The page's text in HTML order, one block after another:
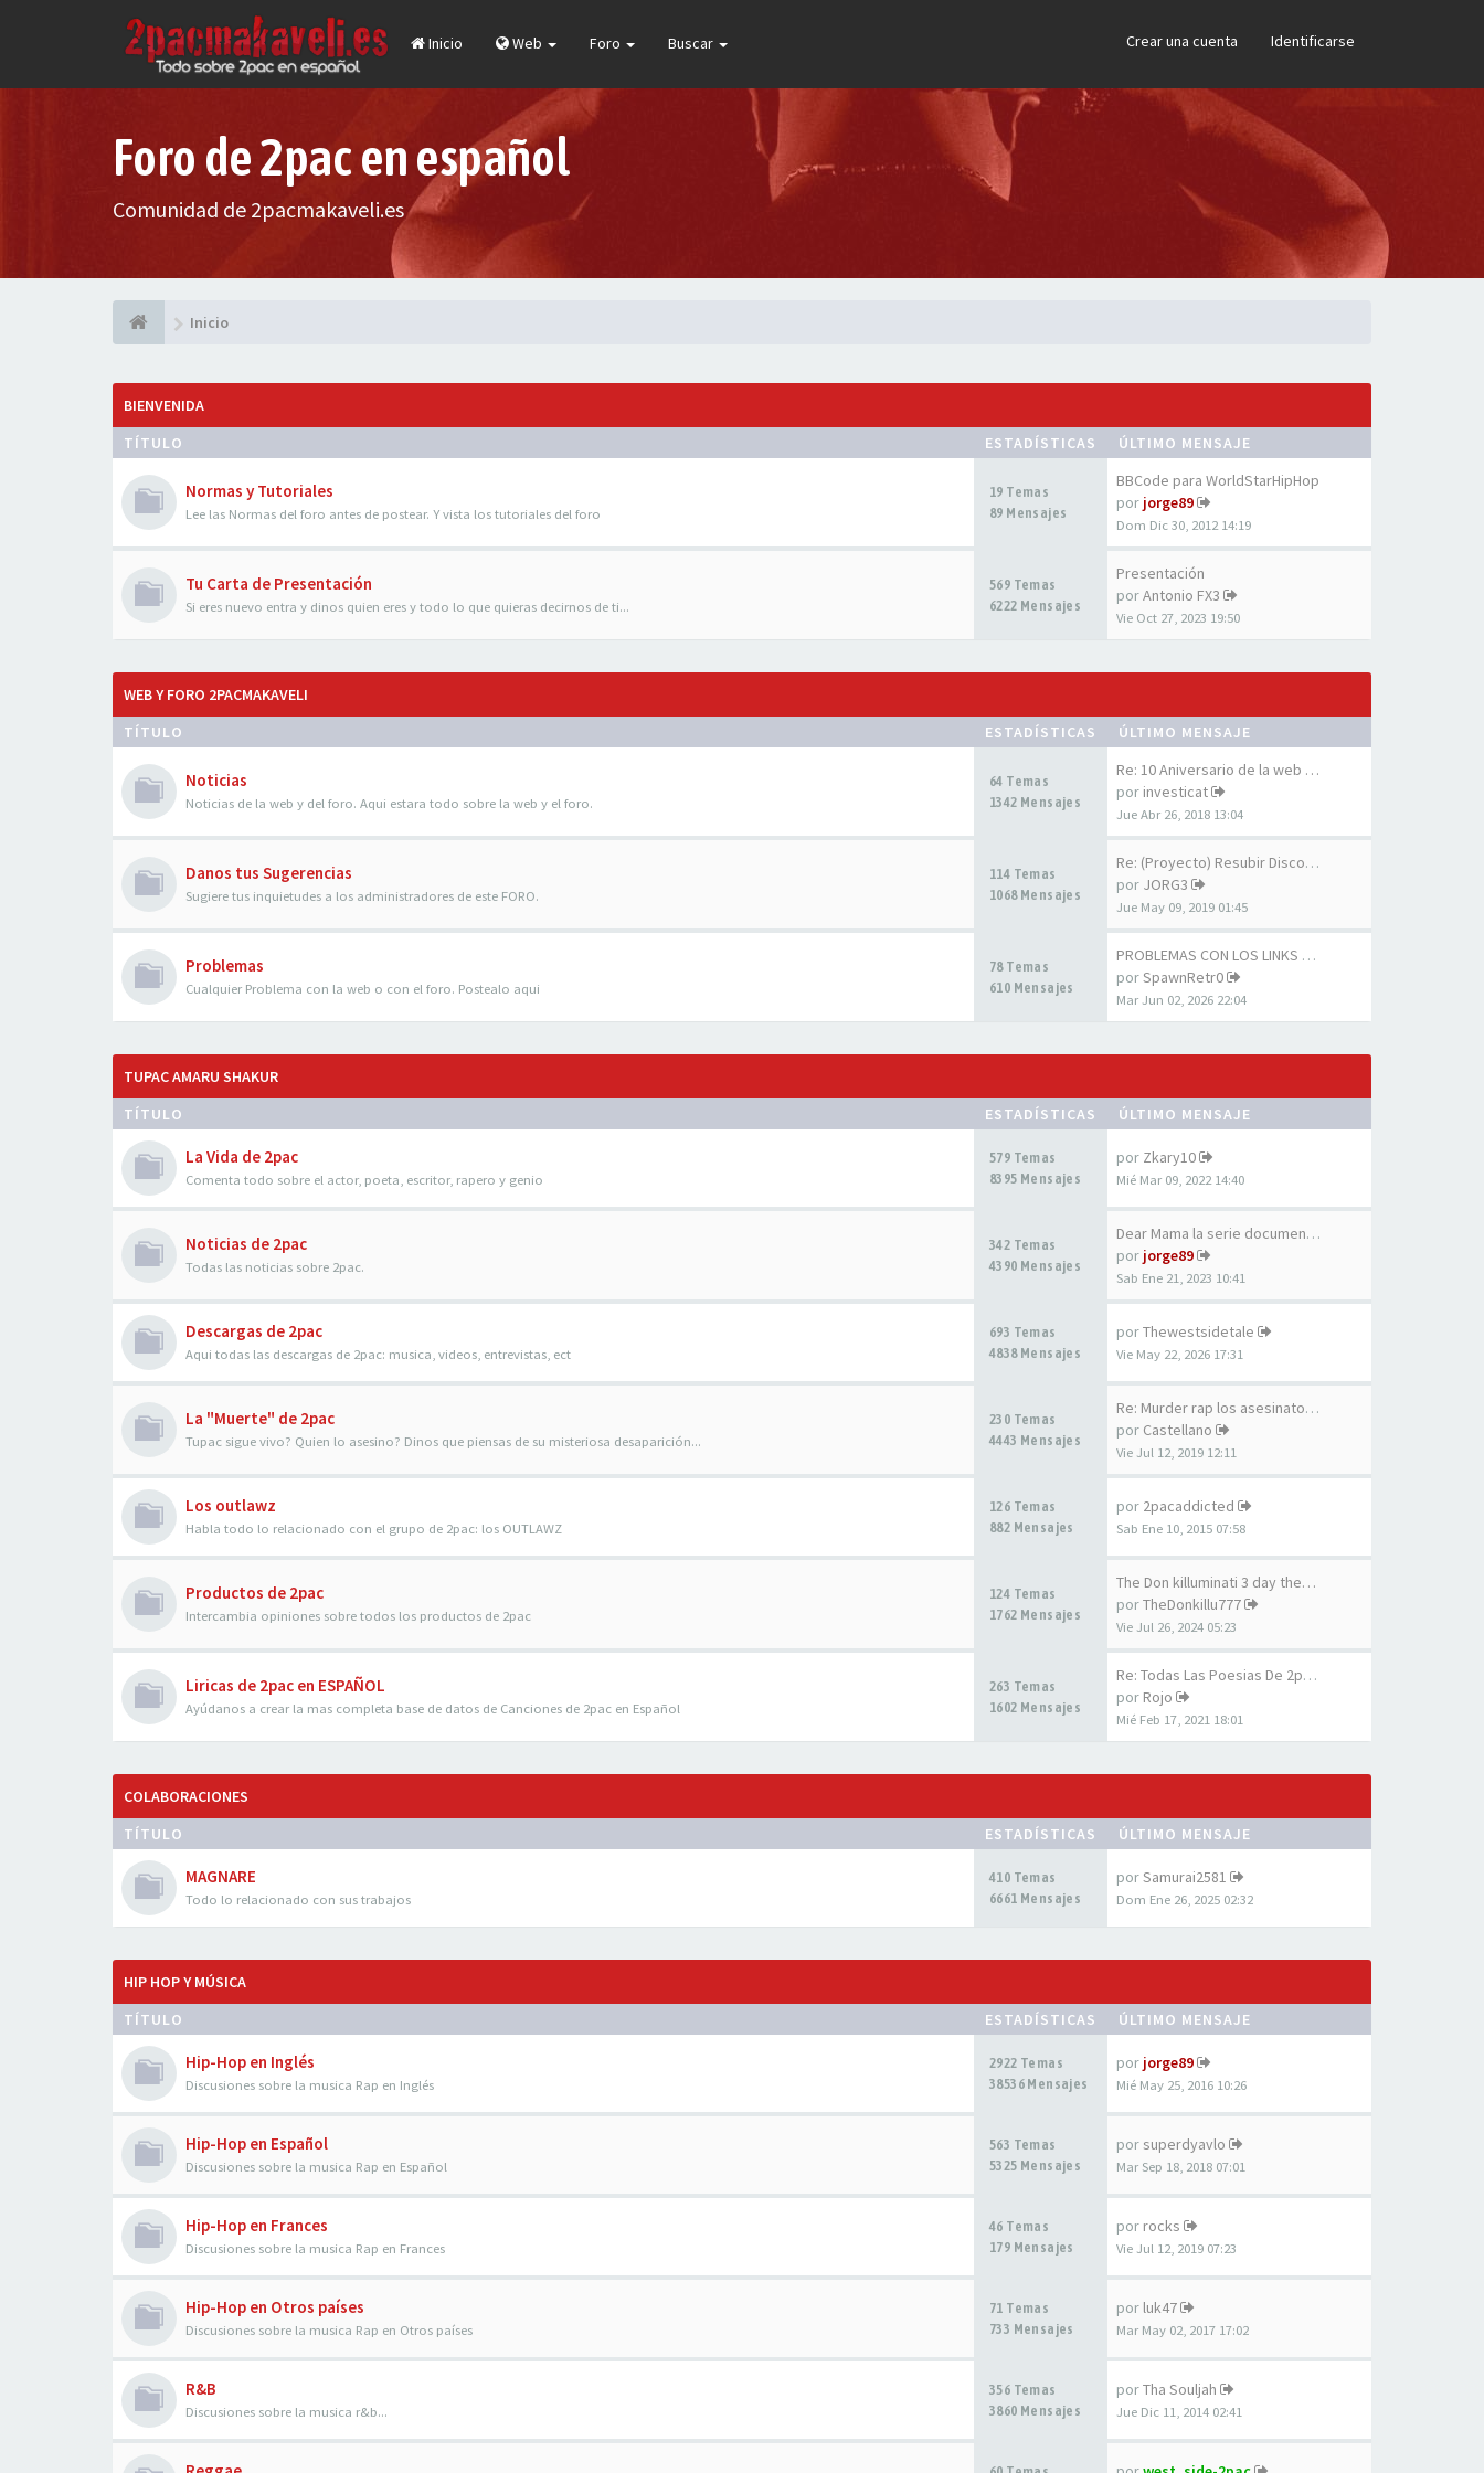
Inicio Web Foro Buscar Crear una cuenta Identificarse
Foro de 2pac en español
Comunidad de 2pacmakaveli.es
Inicio
BIENVENIDA
TÍTULO
ESTADÍSTICAS ÚLTIMO MENSAJE
Normas y Tutoriales
Lee las Normas del foro antes de postear. Y vista los tutoriales del foro
19 Temas
89 Mensajes
BBCode para WorldStarHipHop
por jorge89
Dom Dic 30, 2012 14:19
Tu Carta de Presentación
Si eres nuevo entra y dinos quien eres y todo lo que quieras decirnos de ti...
569 Temas
6222 Mensajes
Presentación
porAntonio FX3
Vie Oct 27, 2023 19:50
WEB Y FORO 2PACMAKAVELI
TÍTULO
ESTADÍSTICAS ÚLTIMO MENSAJE
Noticias
Noticias de la web y del foro. Aqui estara todo sobre la web y el foro.
64 Temas
1342 Mensajes
Re: 10 Aniversario de la web …
por investicat
Jue Abr 26, 2018 13:04
Danos tus Sugerencias
Sugiere tus inquietudes a los administradores de este FORO.
114 Temas
1068 Mensajes
Re: (Proyecto) Resubir Discos…
por JORG3
Jue May 09, 2019 01:45
Problemas
Cualquier Problema con la web o con el foro. Postealo aqui
78 Temas
610 Mensajes
PROBLEMAS CON LOS LINKS DE LA…
porSpawnRetr0
Mar Jun 02, 2026 22:04
TUPAC AMARU SHAKUR
TÍTULO
ESTADÍSTICAS ÚLTIMO MENSAJE
La Vida de 2pac
Comenta todo sobre el actor, poeta, escritor, rapero y genio
579 Temas
8395 Mensajes
por Zkary10
Mié Mar 09, 2022 14:40
Noticias de 2pac
Todas las noticias sobre 2pac.
342 Temas
4390 Mensajes
Dear Mama la serie documental…
por jorge89
Sab Ene 21, 2023 10:41
Descargas de 2pac
Aqui todas las descargas de 2pac: musica, videos, entrevistas, ect
693 Temas
4838 Mensajes
porThewestsidetale
Vie May 22, 2026 17:31
La "Muerte" de 2pac
Tupac sigue vivo? Quien lo asesino? Dinos que piensas de su misteriosa desaparición...
230 Temas
4443 Mensajes
Re: Murder rap los asesinatos…
por Castellano
Vie Jul 12, 2019 12:11
Los outlawz
Habla todo lo relacionado con el grupo de 2pac: los OUTLAWZ
126 Temas
882 Mensajes
por 2pacaddicted
Sab Ene 10, 2015 07:58
Productos de 2pac
Intercambia opiniones sobre todos los productos de 2pac
124 Temas
1762 Mensajes
The Don killuminati 3 day the…
porTheDonkillu777
Vie Jul 26, 2024 05:23
Liricas de 2pac en ESPAÑOL
Ayúdanos a crear la mas completa base de datos de Canciones de 2pac en Español
263 Temas
1602 Mensajes
Re: Todas Las Poesias De 2pac…
por Rojo
Mié Feb 17, 2021 18:01
COLABORACIONES
TÍTULO
ESTADÍSTICAS ÚLTIMO MENSAJE
MAGNARE
Todo lo relacionado con sus trabajos
410 Temas
6661 Mensajes
porSamurai2581
Dom Ene 26, 2025 02:32
HIP HOP Y MÚSICA
TÍTULO
ESTADÍSTICAS ÚLTIMO MENSAJE
Hip-Hop en Inglés
Discusiones sobre la musica Rap en Inglés
2922 Temas
38536 Mensajes
por jorge89
Mié May 25, 2016 10:26
Hip-Hop en Español
Discusiones sobre la musica Rap en Español
563 Temas
5325 Mensajes
por superdyavlo
Mar Sep 18, 2018 07:01
Hip-Hop en Frances
Discusiones sobre la musica Rap en Frances
46 Temas
179 Mensajes
por rocks
Vie Jul 12, 2019 07:23
Hip-Hop en Otros países
Discusiones sobre la musica Rap en Otros países
71 Temas
733 Mensajes
por luk47
Mar May 02, 2017 17:02
R&B
Discusiones sobre la musica r&b...
356 Temas
3860 Mensajes
porTha Souljah
Jue Dic 11, 2014 02:41